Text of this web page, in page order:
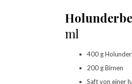
ml
400 g
200 g Birnen
Saft von einer